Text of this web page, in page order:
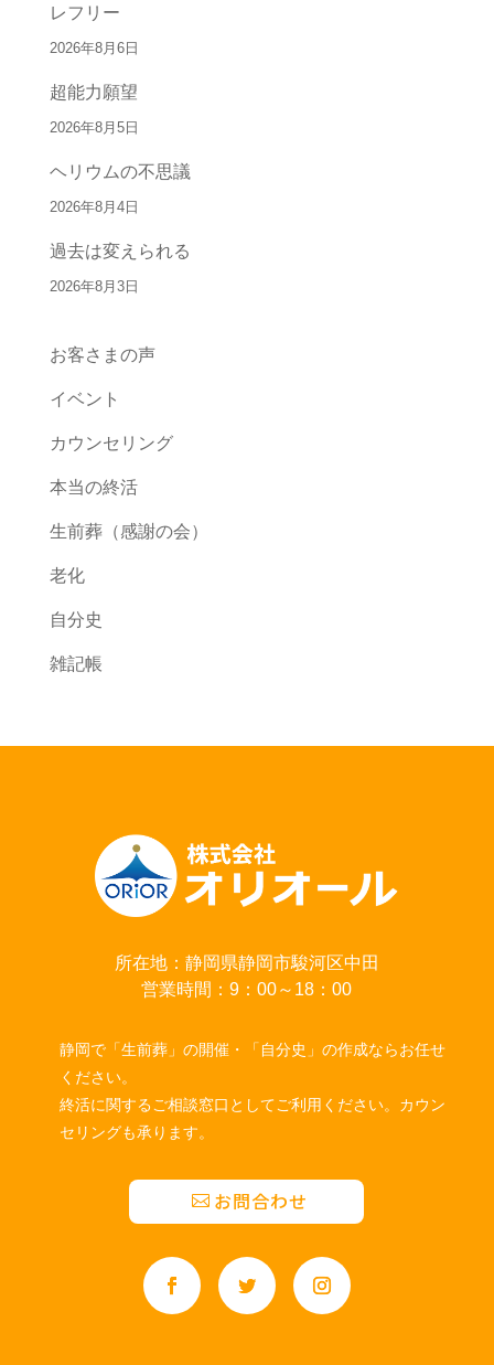
レフリー
2026年8月6日
超能力願望
2026年8月5日
ヘリウムの不思議
2026年8月4日
過去は変えられる
2026年8月3日
お客さまの声
イベント
カウンセリング
本当の終活
生前葬（感謝の会）
老化
自分史
雑記帳
所在地：静岡県静岡市駿河区中田
営業時間：9：00～18：00
静岡で「生前葬」の開催・「自分史」の作成ならお任せ
ください。
終活に関するご相談窓口としてご利用ください。カウン
セリングも承ります。
お問合わせ